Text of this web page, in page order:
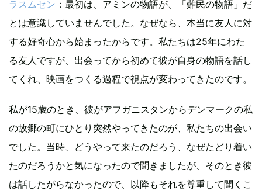
ラスムセン ：最初は、アミンの物語が、「難民の物語」だ
とは意識していませんでした。なぜなら、本当に友人に対
する好奇心から始まったからです。私たちは25年にわた
る友人ですが、出会ってから初めて彼が自身の物語を話し
てくれ、映画をつくる過程で視点が変わってきたのです。
私が15歳のとき、彼がアフガニスタンからデンマークの私
の故郷の町にひとり突然やってきたのが、私たちの出会い
でした。当時、どうやって来たのだろう、なぜたどり着い
たのだろうかと気になったので聞きましたが、そのとき彼
は話したがらなかったので、以降もそれを尊重して聞くこ